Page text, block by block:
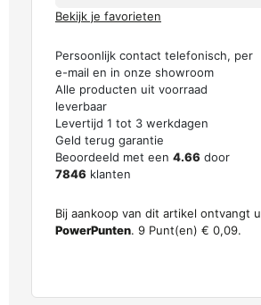
Bekijk je favorieten
Persoonlijk contact telefonisch, per
e-mail en in onze showroom
Alle producten uit voorraad
leverbaar
Levertijd 1 tot 3 werkdagen
Geld terug garantie
Beoordeeld met een 4.66 door
7846 klanten
Bij aankoop van dit artikel ontvangt u
PowerPunten. 9 Punt(en) € 0,09.